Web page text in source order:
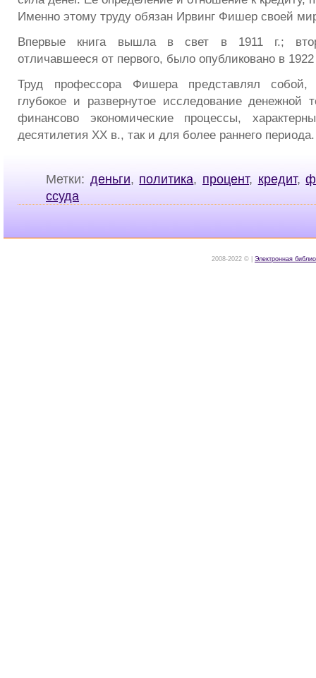
Именно этому труду обязан Ирвинг Фишер своей
Впервые книга вышла в свет в 1911 г.;
отличавшееся от первого, было опубликовано в 1922
Труд профессора Фишера представлял собой,
глубокое и развернутое исследование денежной
финансово экономические процессы,
десятилетия XX в., так и для более раннего
Метки: деньги, политика, процент, кредит,
ссуда
2008-2022 © | Электронная